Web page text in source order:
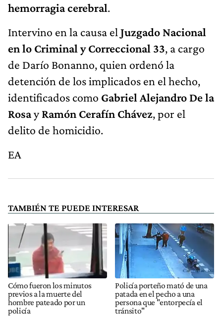
hemorragia cerebral.
Intervino en la causa el Juzgado Nacional
en lo Criminal y Correccional 33, a cargo
de Darío Bonanno, quien ordenó la
detención de los implicados en el hecho,
identificados como Gabriel Alejandro De la
RosayRamón Cerafín Chávez, por el
delito de homicidio.
EA
TAMBIÉN TE PUEDE INTERESAR
Cómo fueron los minutos
previos a la muerte del
hombre pateado por un
policía
Policía porteño mató de una
patada en el pecho a una
persona que "entorpecía el
tránsito"